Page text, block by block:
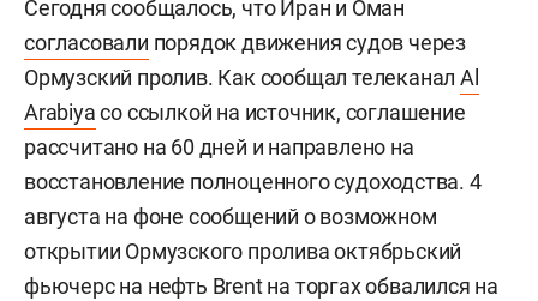
Сегодня сообщалось, что Иран и Оман
согласовали порядок движения судов через
Ормузский пролив. Как сообщал телеканал Al
Arabiyaсо ссылкой на источник, соглашение
рассчитано на 60 дней и направлено на
восстановление полноценного судоходства. 4
августа на фоне сообщений о возможном
открытии Ормузского пролива октябрьский
фьючерс на нефть Brent на торгахобвалился на